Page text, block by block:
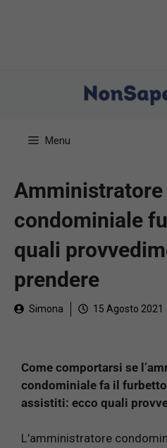
Menu
Amministratore
condominiale
quali
prendere
Simona 15 Agosto 2021
Come comportarsi se
condominiale fa il
assistiti: ecco quali
L’amministratore